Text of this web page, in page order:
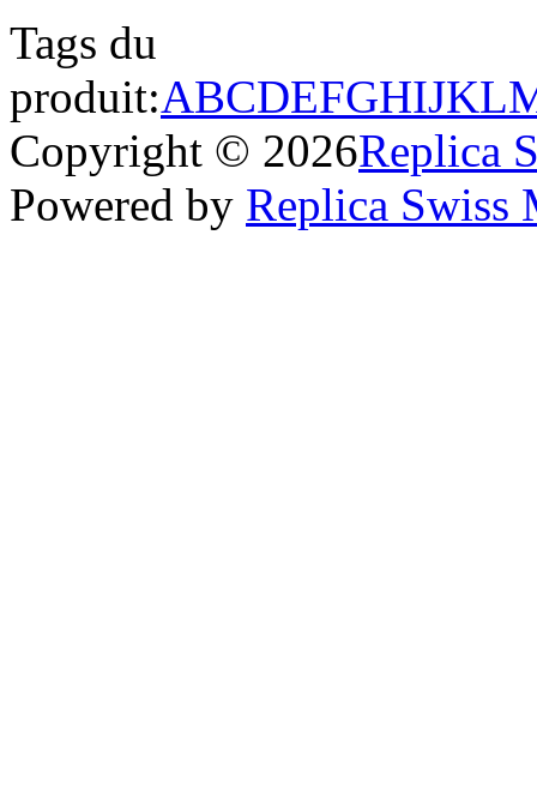
Tags du
produit:ABCDEFGHIJKL
Copyright © 2026Replica
Powered by Replica Swiss